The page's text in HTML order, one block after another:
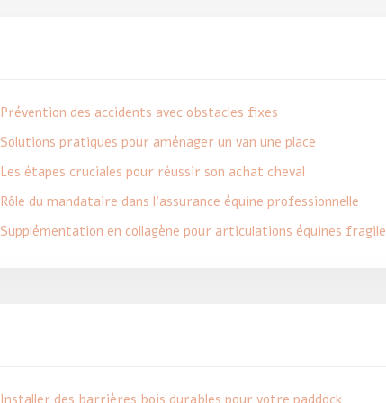
Prévention des accidents avec obstacles fixes
Solutions pratiques pour aménager un van une place
Les étapes cruciales pour réussir son achat cheval
Rôle du mandataire dans l’assurance équine professionnelle
Supplémentation en collagène pour articulations équines
Installer des barrières bois durables pour votre paddock